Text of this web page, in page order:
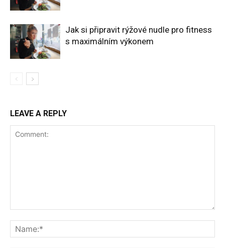
Jak si připravit rýžové nudle pro fitness
s maximálním výkonem
LEAVE A REPLY